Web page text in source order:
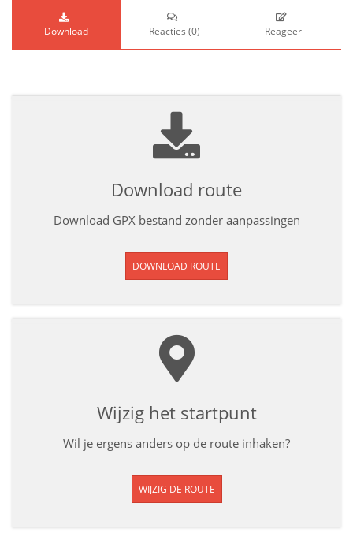
Download Reacties (0) Reageer
Download route
Download GPX bestand zonder aanpassingen
DOWNLOAD ROUTE
Wijzig het startpunt
Wil je ergens anders op de route inhaken?
WIJZIG DE ROUTE